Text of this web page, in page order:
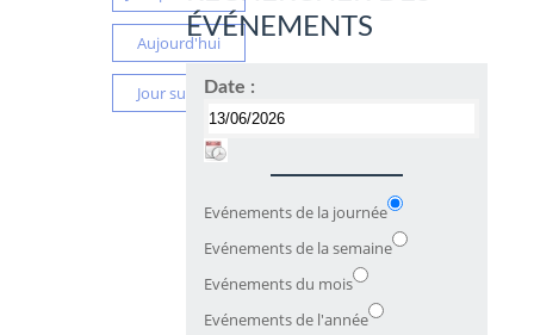
Aujourd'hui
Jour suivant
ÉVÉNEMENTS
Date :
Evénements de la journée
Evénements de la semaine
Evénements du mois
Evénements de l'année